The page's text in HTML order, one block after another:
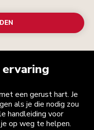
een gerust hart. Je
als je die nodig zou
handleiding voor
op weg te helpen.